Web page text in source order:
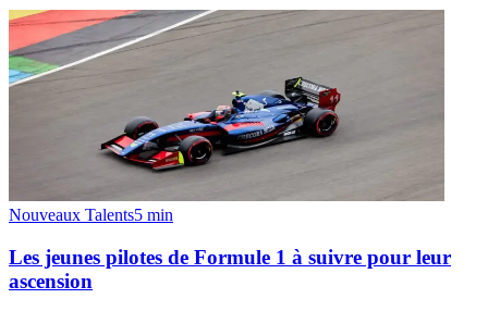
Nouveaux Talents5 min
Les jeunes pilotes de Formule 1 à suivre pour leur
ascension